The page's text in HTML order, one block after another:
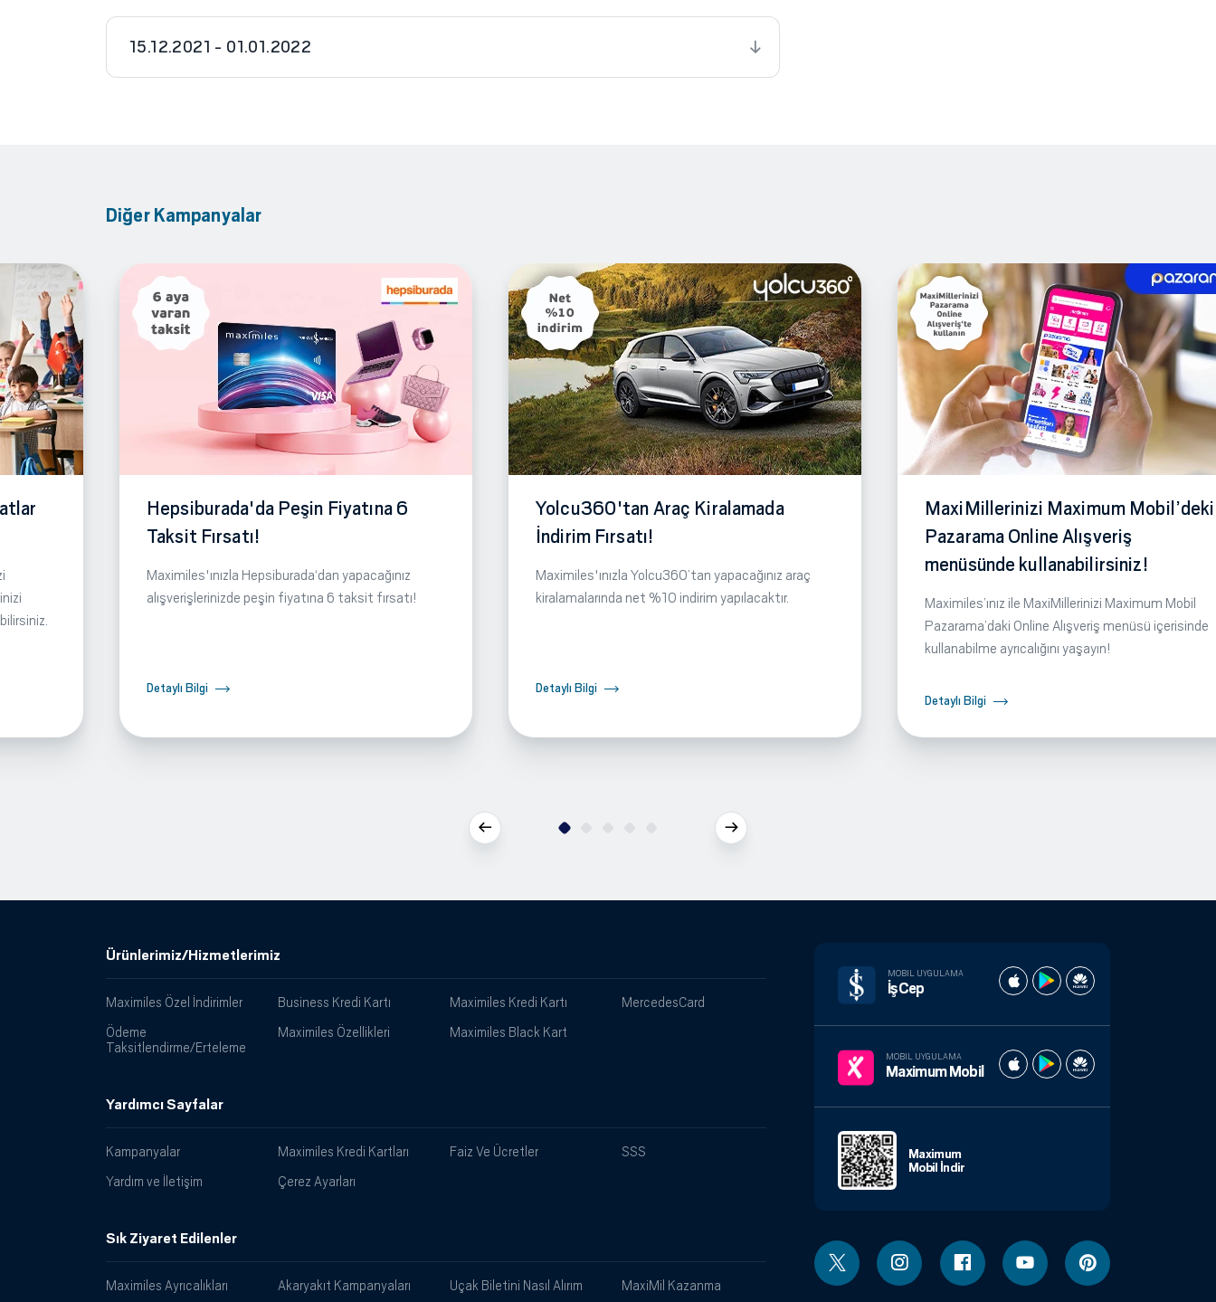
15.12.2021 - 01.01.2022
Diğer Kampanyalar
Hepsiburada'da Peşin Fiyatına 6
Taksit Fırsatı!
Maximiles'ınızla Hepsiburada‘dan yapacağınız
alışverişlerinizde peşin fiyatına 6 taksit fırsatı!
Detaylı Bilgi
Yolcu360'tan Araç Kiralamada
İndirim Fırsatı!
Maximiles'ınızla Yolcu360’tan yapacağınız araç
kiralamalarında net %10 indirim yapılacaktır.
Detaylı Bilgi
MaxiMillerinizi Maximum Mobil’deki
Pazarama Online Alışveriş
menüsünde kullanabilirsiniz!
Maximiles’ınız ile MaxiMillerinizi Maximum Mobil
Pazarama’daki Online Alışveriş menüsü içerisinde
kullanabilme ayrıcalığını yaşayın!
Detaylı Bilgi
Ürünlerimiz/Hizmetlerimiz
Maximiles Özel İndirimler Business Kredi Kartı Maximiles Kredi Kartı
MercedesCard
Ödeme
Taksitlendirme/Erteleme
Maximiles Özellikleri Maximiles Black Kart
Yardımcı Sayfalar
Kampanyalar Maximiles Kredi Kartları Faiz Ve Ücretler
SSS
Yardım ve İletişim
Çerez Ayarları
Sık Ziyaret Edilenler
Maximiles Ayrıcalıkları Akaryakıt Kampanyaları Uçak Biletini Nasıl Alırım MaxiMil Kazanma
MOBIL UYGULAMA
İşCep
MOBIL UYGULAMA
Maximum Mobil
Maximum
Mobil İndir